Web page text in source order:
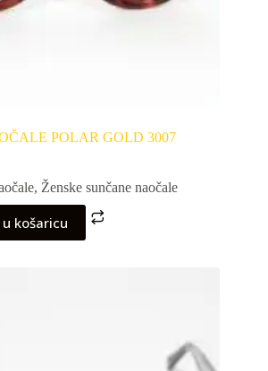
POLAR GOLD 3007
, Ženske sunčane naočale
košaricu